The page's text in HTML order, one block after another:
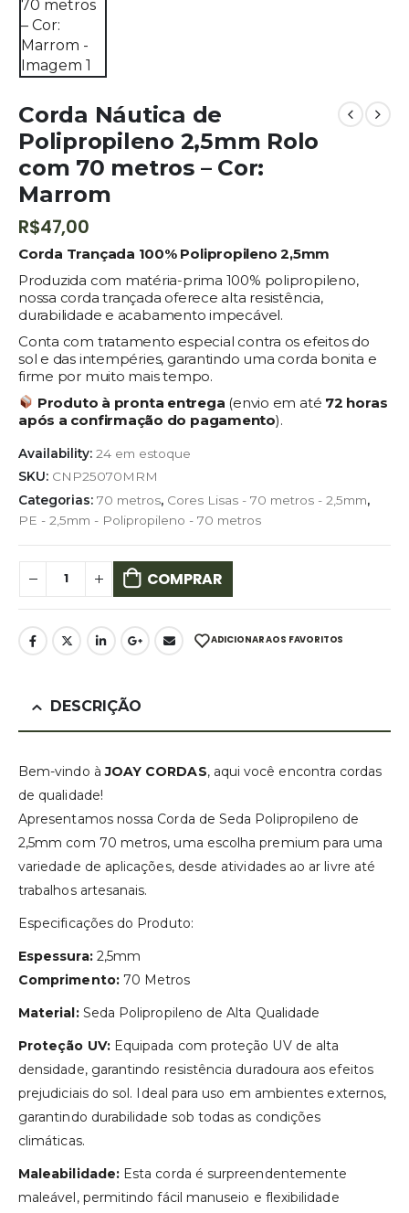
Corda Náutica de
Polipropileno 2,5mm Rolo
com 70 metros – Cor:
Marrom
R$47,00
Corda Trançada 100% Polipropileno 2,5mm
Produzida com matéria-prima 100% polipropileno,
nossa corda trançada oferece alta resistência,
durabilidade e acabamento impecável.
Conta com tratamento especial contra os efeitos do
sol e das intempéries, garantindo uma corda bonita e
firme por muito mais tempo.
Produto à pronta entrega (envio em até 72 horas
após a confirmação do pagamento).
Availability: 24 em estoque
SKU: CNP25070MRM
Categorias: 70 metros, Cores Lisas - 70 metros - 2,5mm,
PE - 2,5mm - Polipropileno - 70 metros
COMPRAR
ADICIONAR AOS FAVORITOS
DESCRIÇÃO
Bem-vindo àJOAY CORDAS, aqui você encontra cordas
de qualidade!
Apresentamos nossa Corda de Seda Polipropileno de
2,5mm com 70 metros, uma escolha premium para uma
variedade de aplicações, desde atividades ao ar livre até
trabalhos artesanais.
Especificações do Produto:
Espessura:2,5mm
Comprimento:70 Metros
Material:Seda Polipropileno de Alta Qualidade
Proteção UV:Equipada com proteção UV de alta
densidade, garantindo resistência duradoura aos efeitos
prejudiciais do sol. Ideal para uso em ambientes externos,
garantindo durabilidade sob todas as condições
climáticas.
Maleabilidade:Esta corda é surpreendentemente
maleável, permitindo fácil manuseio e flexibilidade